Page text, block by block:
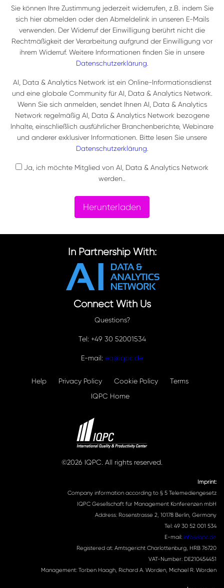
Sie können Ihre Zustimmung jederzeit widerrufen, z.B. indem Sie
sich hier abmelden oder den Abmeldelink in unseren E-Mails
verwenden. Der Widerruf der Einwilligung berührt nicht die
Rechtmäßigkeit der Verarbeitung aufgrund der Einwilligung vor
ihrem Widerruf. Weitere Informationen finden Sie in unsere
Datenschutzerklärung.
AI, Data & Analytics Network ist ein Online-Informationsdienst
und eine globale Community für AI, Data & Analytics Network.
Wenn Sie sich anmelden, sendet Ihnen AI, Data & Analytics
Network regelmäßig AI, Data & Analytics Network bezogene
Inhalte, einschließlich ausführlicher Branchenberichte, Webinare
und anderer exklusiver Informationen. Bitte lesen Sie unsere
Datenschutzerklärung.
Ja, ich möchte Mitglied von AI, Data & Analytics Network
werden..
Herunterladen
In Partnership With:
Connect With Us
Questions?
Tel: +49 30 52001534
E-mail: eq@iqpc.de
Help Privacy Policy Cookie Policy
Terms
IQPC Home
©2026 IQPC. All rights reserved.
Imprint:
Company information according to § 5 Telemediengesetz
IQPC Gesellschaft für Management Konferenzen mbH
Address: Rosenstrasse 2, 10178 Berlin, Germany
Tel: 49 30 52 001 534
E-mail: info@iqpc.de
Registered at: Amtsgericht Charlottenburg, HRB 76720
VAT-Number: DE210454451
Management: Torben Haagh, Richard A. Worden, Michael R. Worden